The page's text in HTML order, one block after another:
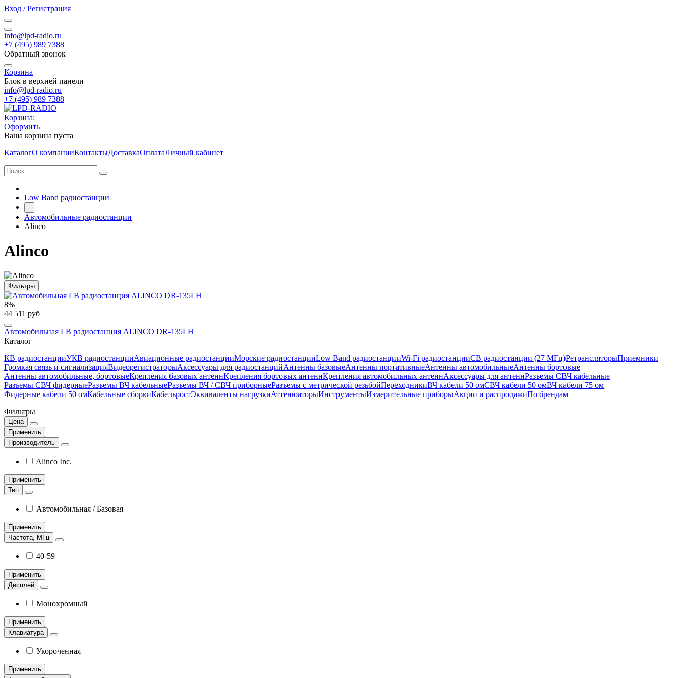
Вход / Регистрация
info@lpd-radio.ru
+7 (495) 989 7388
Обратный звонок
Корзина
Блок в верхней панели
info@lpd-radio.ru
+7 (495) 989 7388
Корзина:
Оформить
Ваша корзина пуста
КаталогО компанииКонтактыДоставкаОплатаЛичный кабинет
Low Band радиостанции
-
Автомобильные радиостанции
Alinco
Alinco
Фильтры
8%
44 511 руб
Автомобильная LB радиостанция ALINCO DR-135LH
Каталог
КВ радиостанцииУКВ радиостанцииАвиационные радиостанцииМорские радиостанцииLow Band радиостанцииWi-Fi радиостанцииCB радиостанции (27 МГц)РетрансляторыПриемники
Громкая связь и сигнализацияВидеорегистраторыАксессуары для радиостанцийАнтенны базовыеАнтенны портативныеАнтенны автомобильныеАнтенны бортовые
Антенны автомобильные, бортовыеКрепления базовых антеннКрепления бортовых антеннКрепления автомобильных антеннАксессуары для антеннРазъемы СВЧ кабельные
Разъемы СВЧ фидерныеРазъемы ВЧ кабельныеРазъемы ВЧ / СВЧ приборныеРазъемы с метрической резьбойПереходникиВЧ кабели 50 омСВЧ кабели 50 омВЧ кабели 75 ом
Фидерные кабели 50 омКабельные сборкиКабельростЭквиваленты нагрузкиАттенюаторыИнструментыИзмерительные приборыАкции и распродажиПо брендам
Фильтры
Цена
Применить
Производитель
Alinco Inc.
Применить
Тип
Автомобильная / Базовая
Применить
Частота, МГц
40-59
Применить
Дисплей
Монохромный
Применить
Клавиатура
Укороченная
Применить